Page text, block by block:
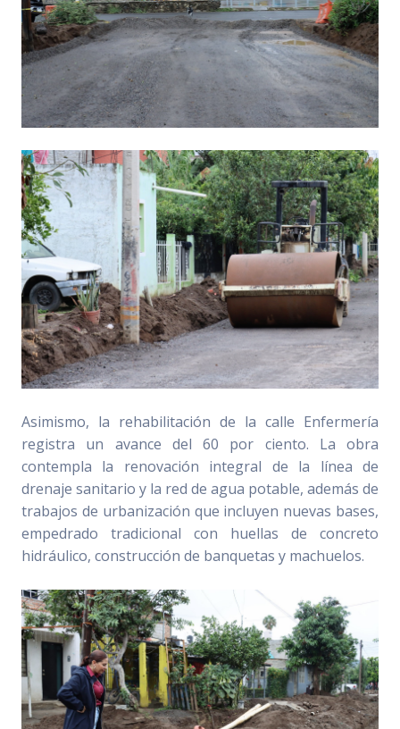
Asimismo, la rehabilitación de la calle Enfermería
registra un avance del 60 por ciento. La obra
contempla la renovación integral de la línea de
drenaje sanitario y la red de agua potable, además de
trabajos de urbanización que incluyen nuevas bases,
empedrado tradicional con huellas de concreto
hidráulico, construcción de banquetas y machuelos.